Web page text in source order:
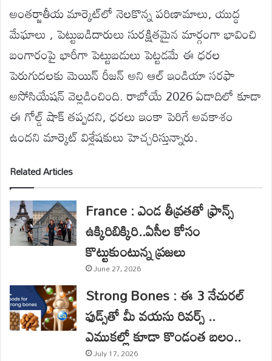
అంతర్జాతీయ మార్కెట్‌లో నెలకొన్న పరిణామాలు, యుద్ధ
మేఘాలు , పెట్టుబడిదారులు సురక్షితమైన మార్గంగా భావించి
బంగారంపై భారీగా పెట్టుబడులు పెట్టడమే ఈ ధరల
పెరుగుదలకు మెయిన్ రీజన్ అని ఆల్ ఇండియా సరఫా
అసోసియేషన్ వెల్లడించింది. రాబోయే 2026 ఏడాదిలో కూడా
ఈ గోల్డ్ షాక్ తప్పదని, ధరలు ఇంకా పెరిగే అవకాశం
ఉందని మార్కెట్ విశ్లేషకులు హెచ్చరిస్తున్నారు.
Related Articles
France : ఎండ తీవ్రతతో ఫ్రాన్స్
ఉక్కిరిబిక్కిరి..ఏసీల కోసం
కొట్టుకుంటున్న ప్రజలు
June 27, 2026
Strong Bones : ఈ 3 నేచురల్
ఫుడ్స్‌తో మీ వయసు రివర్స్ ..
ఎముకల్లో కూడా కొండంత బలం..
July 17, 2026